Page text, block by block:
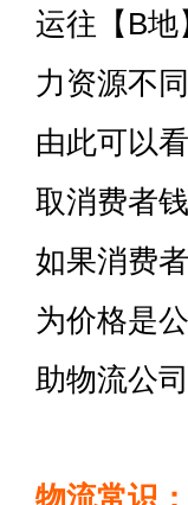
运往【B
力资源不
由此可以
取消费者
如果消费
为价格是
助物流公
物流常识：